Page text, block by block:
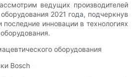
ведущих производителей
2021 года, подчеркнув
последние инновации в технологиях
оборудования
Bosch